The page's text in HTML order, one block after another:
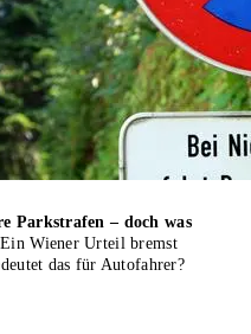
Parkstrafen – doch was
Ein Wiener Urteil bremst
das für Autofahrer?